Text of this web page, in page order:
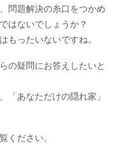
問題解決の糸口をつかめ
はないでしょうか？
もったいないですね。
の疑問にお答えしたいと
「あなただけの隠れ家」
ください。